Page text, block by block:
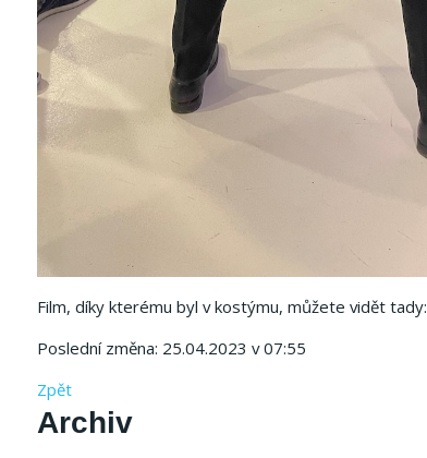
Film, díky kterému byl v kostýmu, můžete vidět tady:
Poslední změna: 25.04.2023 v 07:55
Zpět
Archiv